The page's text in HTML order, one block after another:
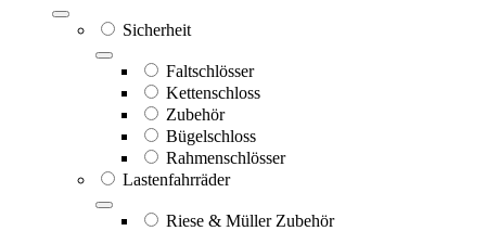
Sicherheit
Faltschlösser
Kettenschloss
Zubehör
Bügelschloss
Rahmenschlösser
Lastenfahrräder
Riese & Müller Zubehör